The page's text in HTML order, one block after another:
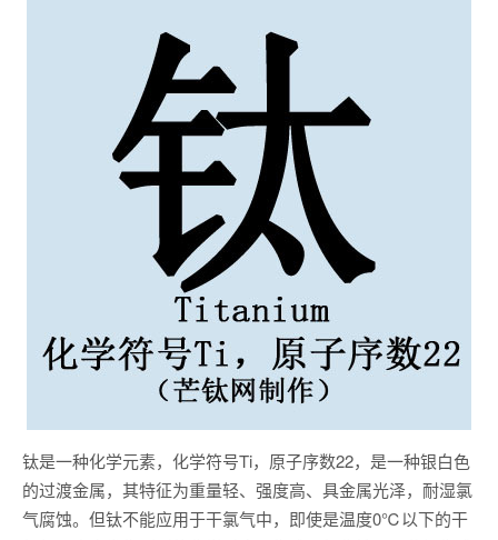
钛是一种化学元素，化学符号Ti，原子序数22，是一种银白色
的过渡金属，其特征为重量轻、强度高、具金属光泽，耐湿氯
气腐蚀。但钛不能应用于干氯气中，即使是温度0℃以下的干